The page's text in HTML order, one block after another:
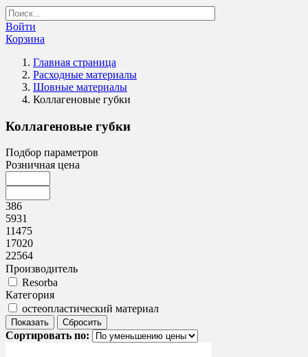
Войти
Корзина
Главная страница
Расходные материалы
Шовные материалы
Коллагеновые губки
Коллагеновые губки
Подбор параметров
Розничная цена
386
5931
11475
17020
22564
Производитель
Resorba
Категория
остеопластический материал
Сортировать по: